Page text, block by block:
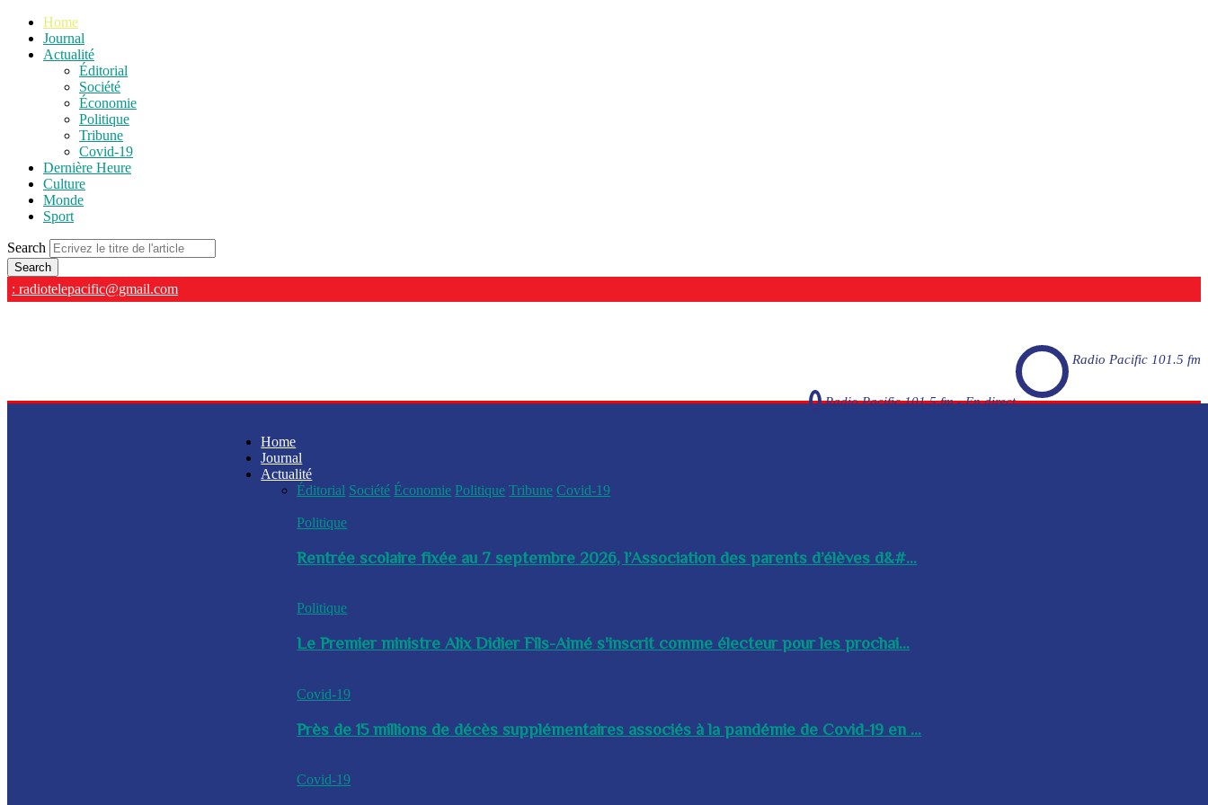
Home
Journal
Actualité
Éditorial
Société
Économie
Politique
Tribune
Covid-19
Dernière Heure
Culture
Monde
Sport
Search
: radiotelepacific@gmail.com
Radio Pacific 101.5 fm
Radio Pacific 101.5 fm - En direct
Home
Journal
Actualité
Éditorial Société Économie Politique Tribune Covid-19
Politique
Rentrée scolaire fixée au 7 septembre 2026, l’Association des parents d’élèves d&#...
Politique
Le Premier ministre Alix Didier Fils-Aimé s'inscrit comme électeur pour les prochai...
Covid-19
Près de 15 millions de décès supplémentaires associés à la pandémie de Covid-19 en ...
Covid-19